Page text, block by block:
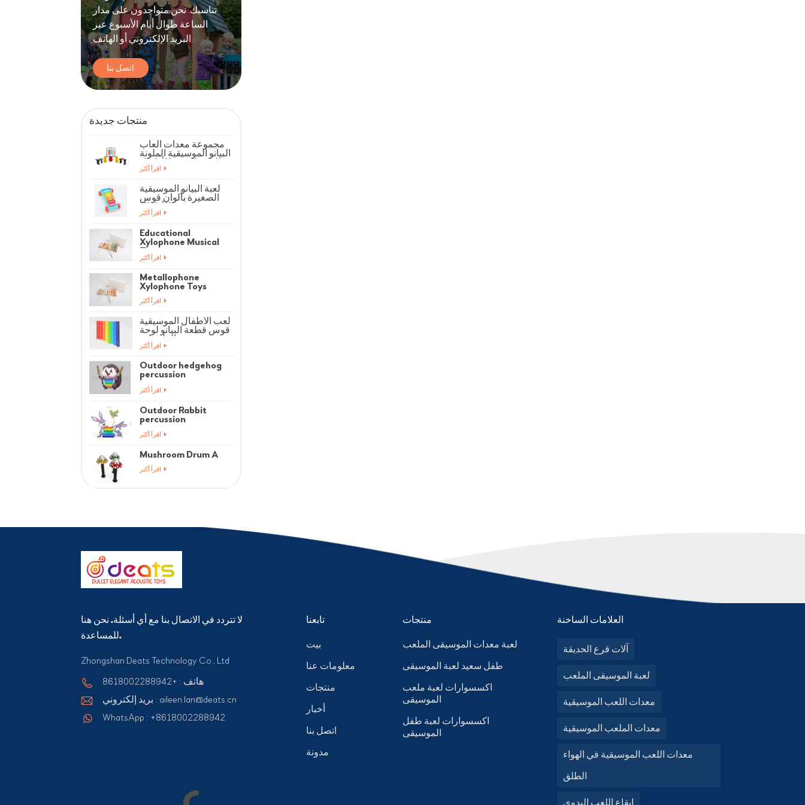
تناسبك. نحن متواجدون على مدار
الساعة طوال أيام الأسبوع عبر
البريد الإلكتروني أو الهاتف.
اتصل بنا
منتجات جديدة
مجموعة معدات ألعاب
البيانو الموسيقية الملونة
للياقة البدنية للأطفال
لعبة البيانو الموسيقية
الصغيرة بألوان قوس
قزح للأطفال
Educational
Xylophone Musical
Toys
Metallophone
Xylophone Toys
لعب الأطفال الموسيقية
قوس قطعة البيانو لوحة
الملحقات
Outdoor hedgehog
percussion
instrument
Outdoor Rabbit
percussion
instrument
Mushroom Drum A
لا تتردد في الاتصال بنا مع أي أسئلة. نحن هنا
للمساعدة.
Zhongshan Deats Technology Co., Ltd
هاتف : +8618002288942
بريد إلكتروني : aileen.lan@deats.cn
WhatsApp : +8618002288942
تابعنا
بيت
معلومات عنا
منتجات
أخبار
اتصل بنا
مدونة
منتجات
لعبة معدات الموسيقى الملعب
طفل سعيد لعبة الموسيقى
اكسسوارات لعبة ملعب
الموسيقى
اكسسوارات لعبة طفل
الموسيقى
العلامات الساخنة
آلات قرع الحديقة
لعبة الموسيقى الملعب
معدات اللعب الموسيقية
معدات الملعب الموسيقية
معدات اللعب الموسيقية في الهواء
الطلق
إيقاع اللعب اليدوي